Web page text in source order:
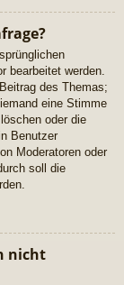
bearbeitet werden.
des Themas;
eine Stimme
oder die
Benutzer
Moderatoren oder
soll die
nicht